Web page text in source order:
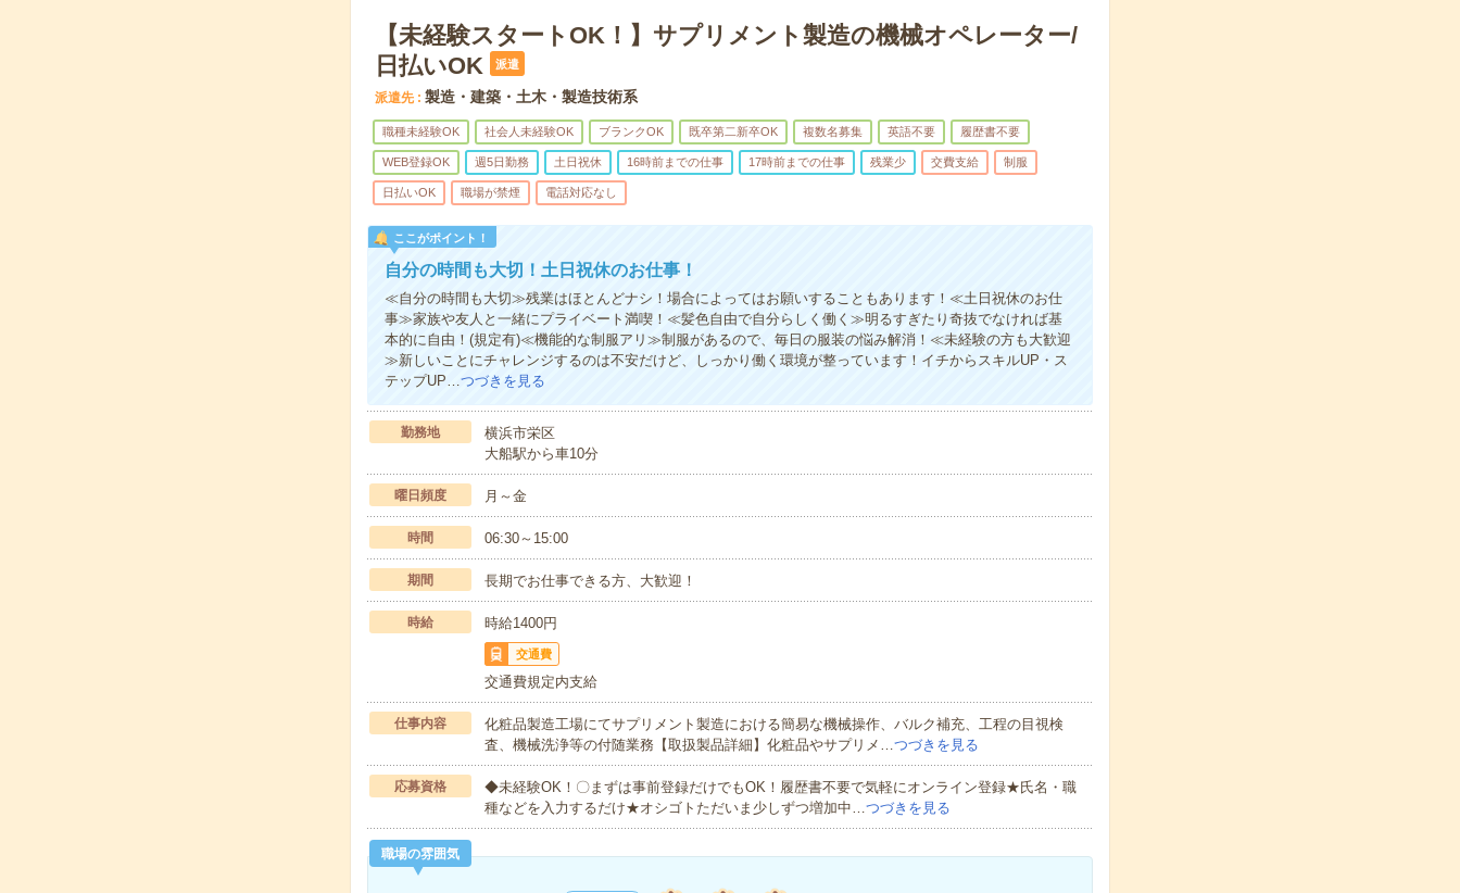
【未経験スタートOK！】サプリメント製造の機械オペレーター/
日払いOK
派遣
派遣先 製造・建築・土木・製造技術系
職種未経験OK 社会人未経験OK ブランクOK 既卒第二新卒OK 複数名募集 英語不要 履歴書不要
WEB登録OK 週5日勤務 土日祝休 16時前までの仕事 17時前までの仕事 残業少 交費支給 制服
日払いOK 職場が禁煙 電話対応なし
ここがポイント！
自分の時間も大切！土日祝休のお仕事！
≪自分の時間も大切≫残業はほとんどナシ！場合によってはお願いすることもあります！≪土日祝休のお仕
事≫家族や友人と一緒にプライベート満喫！≪髪色自由で自分らしく働く≫明るすぎたり奇抜でなければ基
本的に自由！(規定有)≪機能的な制服アリ≫制服があるので、毎日の服装の悩み解消！≪未経験の方も大歓迎
≫新しいことにチャレンジするのは不安だけど、しっかり働く環境が整っています！イチからスキルUP・ス
テップUP…つづきを見る
勤務地
横浜市栄区
大船駅から車10分
曜日頻度 月～金
時間 06:30～15:00
期間 長期でお仕事できる方、大歓迎！
時給 時給1400円
交通費
交通費規定内支給
仕事内容
化粧品製造工場にてサプリメント製造における簡易な機械操作、バルク補充、工程の目視検
査、機械洗浄等の付随業務【取扱製品詳細】化粧品やサプリメ…つづきを見る
応募資格
◆未経験OK！〇まずは事前登録だけでもOK！履歴書不要で気軽にオンライン登録★氏名・職
種などを入力するだけ★オシゴトただいま少しずつ増加中…つづきを見る
職場の雰囲気